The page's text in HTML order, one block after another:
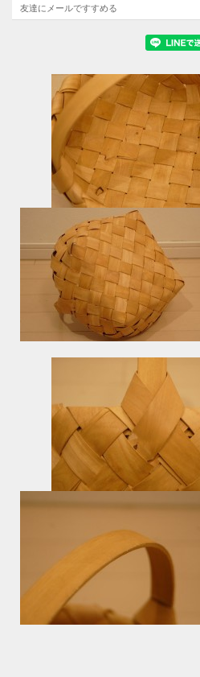
友達にメールですすめる